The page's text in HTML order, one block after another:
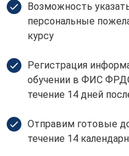
Возможность
персональные
курсу
Регистрация
обучении в ФИС
течение 14 дней
Отправим готовые
течение 14